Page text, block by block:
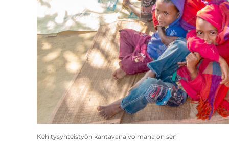
Kehitysyhteistyön kantavana voimana on sen